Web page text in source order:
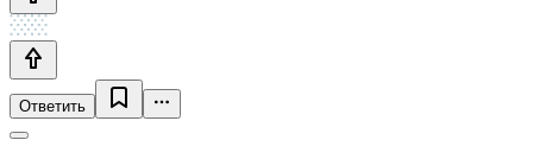
Ответить